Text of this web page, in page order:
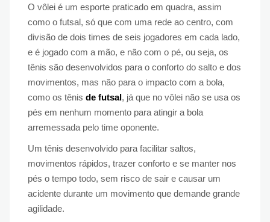
O vôlei é um esporte praticado em quadra, assim
como o futsal, só que com uma rede ao centro, com
divisão de dois times de seis jogadores em cada lado,
e é jogado com a mão, e não com o pé, ou seja, os
tênis são desenvolvidos para o conforto do salto e dos
movimentos, mas não para o impacto com a bola,
como os tênis de futsal, já que no vôlei não se usa os
pés em nenhum momento para atingir a bola
arremessada pelo time oponente.
Um tênis desenvolvido para facilitar saltos,
movimentos rápidos, trazer conforto e se manter nos
pés o tempo todo, sem risco de sair e causar um
acidente durante um movimento que demande grande
agilidade.